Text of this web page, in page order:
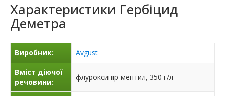
Характеристики Гербіцид
Деметра
Виробник: Avgust
Вміст діючої
речовини:
флуроксипір-мептил, 350 г/л